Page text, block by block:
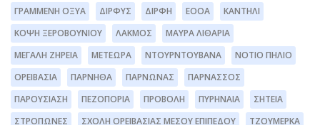
ΓΡΑΜΜΈΝΗ ΟΞΥΆ
ΔΊΡΦΥΣ ΔΙΡΦΗ ΕΟΟΑ
ΚΑΝΤΉΛΙ
ΚΌΨΗ ΞΕΡΟΒΟΥΝΊΟΥ
ΛΆΚΜΟΣ
ΜΑΥΡΑ ΛΙΘΆΡΙΑ
ΜΕΓΆΛΗ ΖΉΡΕΙΑ
ΜΕΤΈΩΡΑ ΝΤΟΥΡΝΤΟΥΒΆΝΑ
ΝΌΤΙΟ ΠΉΛΙΟ
ΟΡΕΙΒΑΣΊΑ
ΠΆΡΝΗΘΑ ΠΆΡΝΩΝΑΣ
ΠΑΡΝΑΣΣΌΣ
ΠΑΡΟΥΣΊΑΣΗ
ΠΕΖΟΠΟΡΊΑ ΠΡΟΒΟΛΉ ΠΥΡΗΝΑΊΑ
ΣΗΤΕΊΑ
ΣΤΡΌΠΩΝΕΣ
ΣΧΟΛΉ ΟΡΕΙΒΑΣΊΑΣ ΜΈΣΟΥ ΕΠΙΠΈΔΟΥ ΤΖΟΥΜΈΡΚΑ